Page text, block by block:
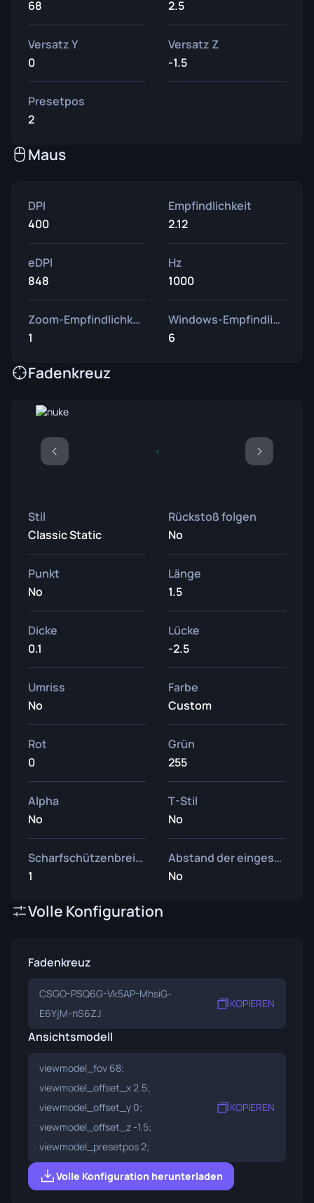
68 2.5
Versatz Y
0
Versatz Z
-1.5
Presetpos
2
Maus
DPI
400
Empfindlichkeit
2.12
eDPI
848
Hz
1000
Zoom-Empfindlichkeit
1
Windows-Empfindlichkeit
6
Fadenkreuz
Stil
Classic Static
Rückstoß folgen
No
Punkt
No
Länge
1.5
Dicke
0.1
Lücke
-2.5
Umriss
No
Farbe
Custom
Rot
0
Grün
255
Alpha
No
T-Stil
No
Scharfschützenbreite
1
Abstand der eingesetzten Waffe
No
Volle Konfiguration
Fadenkreuz
CSGO-PSQ6G-Vk5AP-MhsiG-
E6YjM-nS6ZJ
KOPIEREN
Ansichtsmodell
viewmodel_fov 68;
viewmodel_offset_x 2.5;
viewmodel_offset_y 0;
viewmodel_offset_z -1.5;
viewmodel_presetpos 2;
KOPIEREN
Volle Konfiguration herunterladen